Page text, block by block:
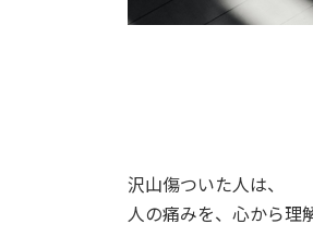
沢山傷ついた人は、
人の痛みを、心から理